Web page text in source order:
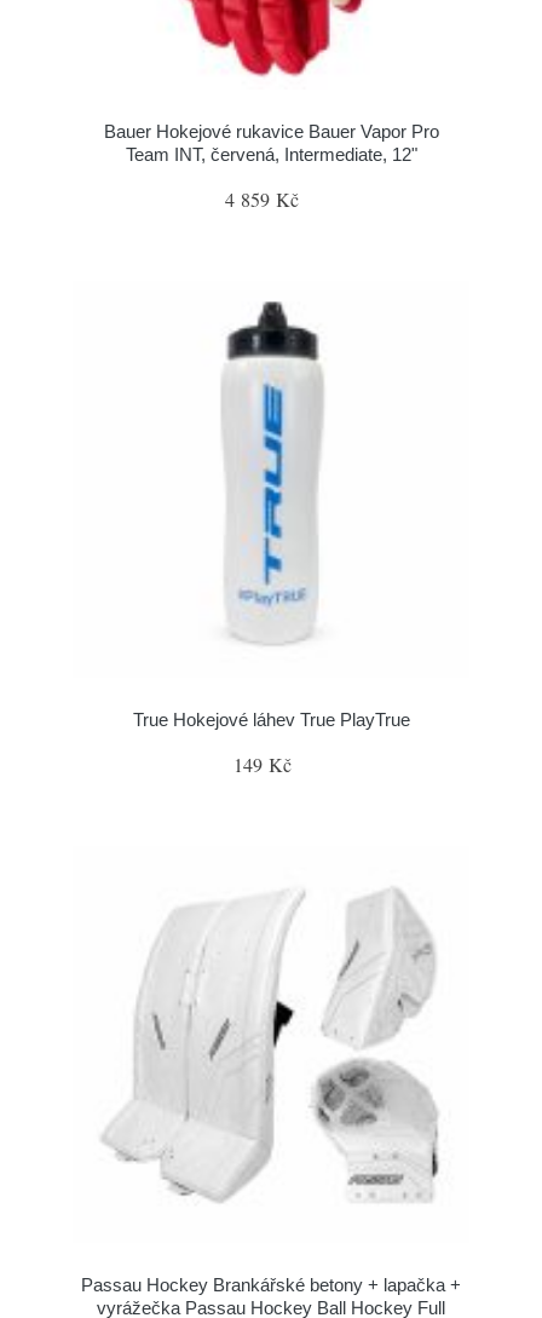
Bauer Hokejové rukavice Bauer Vapor Pro
Team INT, červená, Intermediate, 12"
4 859 Kč
True Hokejové láhev True PlayTrue
149 Kč
Passau Hockey Brankářské betony + lapačka +
vyrážečka Passau Hockey Ball Hockey Full